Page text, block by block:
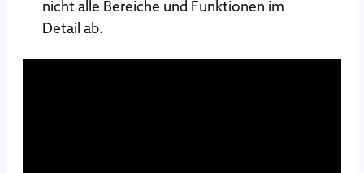
nicht alle Bereiche und Funktionen im
Detail ab.